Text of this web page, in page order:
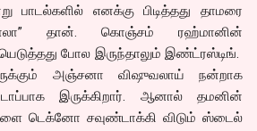
பாடல்களில் எனக்கு பிடித்தது தாமரை
தான். கொஞ்சம் ரஹ்மானின்
போல இருந்தாலும் இண்ட்ரஸ்டிங்.
அஞ்சனா விஷுவலாய் நன்றாக
டாப்பாக இருக்கிறார். ஆனால் தமனின்
டெக்னோ சவுண்டாக்கி விடும் ஸ்டைல்